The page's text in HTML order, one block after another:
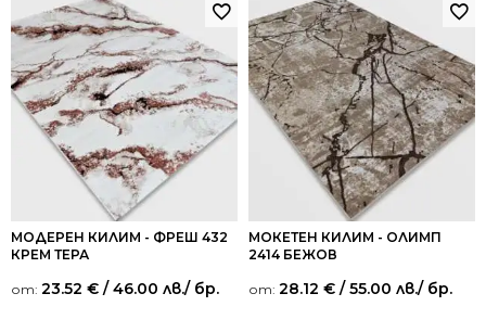
МОДЕРЕН КИЛИМ - ФРЕШ 432
КРЕМ ТЕРА
от: 23.52 € / 46.00 лв./ бр.
МОКЕТЕН КИЛИМ - ОЛИМП
2414 БЕЖОВ
от: 28.12 € / 55.00 лв./ бр.